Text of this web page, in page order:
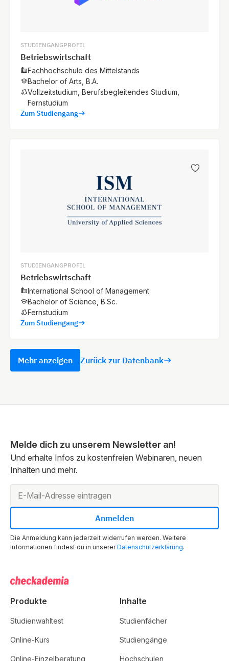
STUDIENGANGPROFIL
Betriebswirtschaft
Fachhochschule des Mittelstands
Bachelor of Arts, B.A.
Vollzeitstudium, Berufsbegleitendes Studium,
Fernstudium
Zum Studiengang
STUDIENGANGPROFIL
Betriebswirtschaft
International School of Management
Bachelor of Science, B.Sc.
Fernstudium
Zum Studiengang
Mehr anzeigen Zurück zur Datenbank
Melde dich zu unserem Newsletter an!
Und erhalte Infos zu kostenfreien Webinaren, neuen
Inhalten und mehr.
Die Anmeldung kann jederzeit widerrufen werden. Weitere
Informationen findest du in unsererDatenschutzerklärung.
Produkte
Studienwahltest
Online-Kurs
Online-Einzelberatung
Inhalte
Studienfächer
Studiengänge
Hochschulen